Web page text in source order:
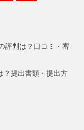
ー
ジ
ー
ジ
評判は？口コミ・審
？提出書類・提出方